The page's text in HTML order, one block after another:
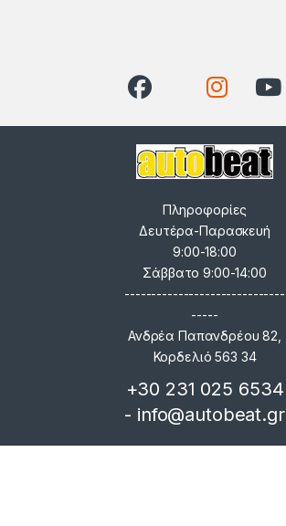
Πληροφορίες
Δευτέρα-Παρασκευή
9:00-18:00
Σάββατο 9:00-14:00
------------------------------
-----
Ανδρέα Παπανδρέου 82,
Κορδελιό 563 34
+30 231 025 6534
- info@autobeat.gr